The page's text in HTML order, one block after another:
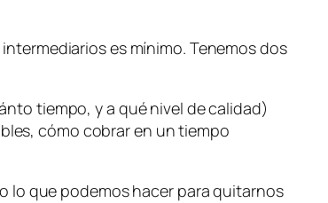
es mínimo. Tenemos dos
tiempo, y a qué nivel de calidad)
cómo cobrar en un tiempo
lo que podemos hacer para quitarnos